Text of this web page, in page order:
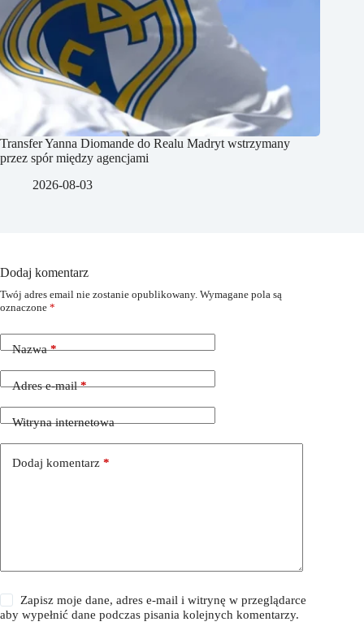
Transfer Yanna Diomande do Realu Madryt wstrzymany
przez spór między agencjami
2026-08-03
Dodaj komentarz
Twój adres email nie zostanie opublikowany. Wymagane pola są
oznaczone *
Nazwa*
Adres e-mail*
Witryna internetowa
Dodaj komentarz *
Zapisz moje dane, adres e-mail i witrynę w przeglądarce
aby wypełnić dane podczas pisania kolejnych komentarzy.